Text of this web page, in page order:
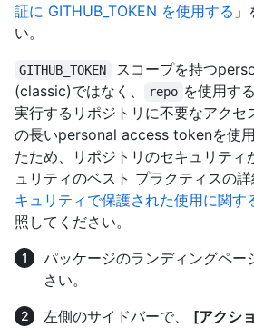
証に GITHUB_TOKEN を使用する
い。
GITHUB_TOKEN
スコープを持つ
(classic)ではなく、
repo を使用す
実行するリポジトリに不要なアクセ
の長いpersonal access tokenを使
たため、リポジトリのセキュリティ
ュリティのベスト プラクティスの
キュリティで保護された使用に関す
照してください。
パッケージのランディングペー
さい。
左側のサイドバーで、 [アクシ